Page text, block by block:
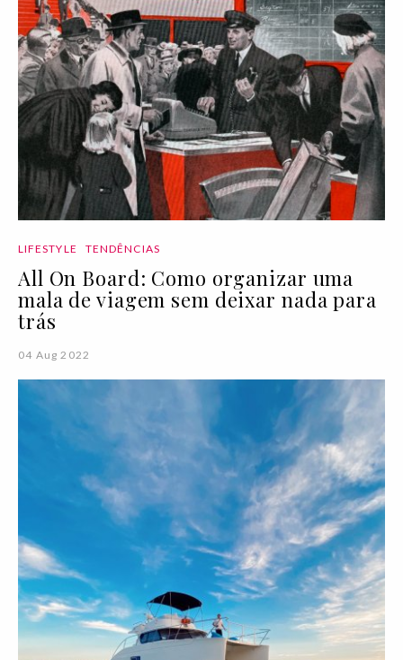
LIFESTYLE TENDÊNCIAS
All On Board: Como organizar uma
mala de viagem sem deixar nada para
trás
04 Aug 2022